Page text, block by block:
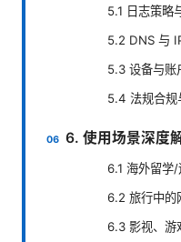
5.1 日志策略
5.2 DNS 与
5.3 设备与账
5.4 法规合规
6. 使用场景深度
6.1 海外留学
6.2 旅行中的
6.3 影视、游